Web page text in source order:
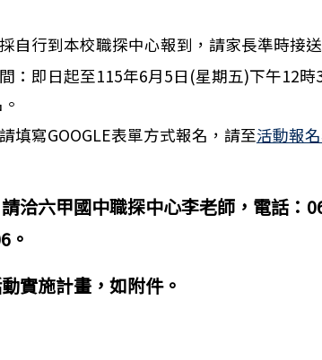
德南國民小學114學年度暑假育樂營活動實
自行到本校職探中心報到，請家長準時接送
：即日起至115年6月5日(星期五)下午12時
填寫GOOGLE表單方式報名，請至活動報
洽六甲國中職探中心李老師，電話：
。
實施計畫，如附件。